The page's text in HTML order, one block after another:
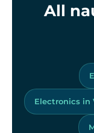
All
Electronics in